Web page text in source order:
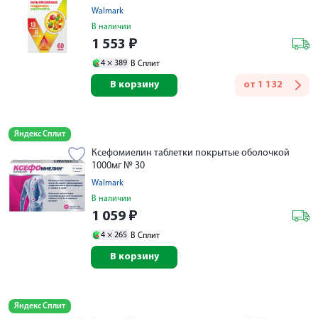
Walmark
В наличии
1 553 ₽
4 × 389 В Сплит
от 1 132
В корзину
Яндекс Сплит
Ксефомиелин таблетки покрытые оболочкой
1000мг № 30
Walmark
В наличии
1 059 ₽
4 × 265 В Сплит
В корзину
Яндекс Сплит